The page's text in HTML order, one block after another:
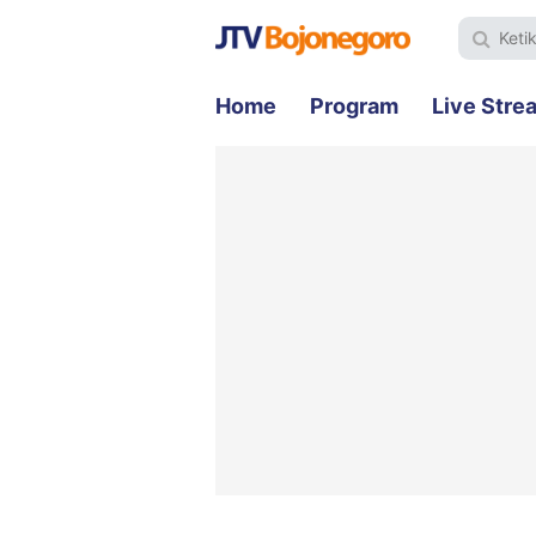
Home Program Live